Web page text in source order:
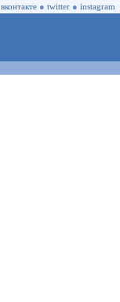
вконтакте ● twitter ● instagram